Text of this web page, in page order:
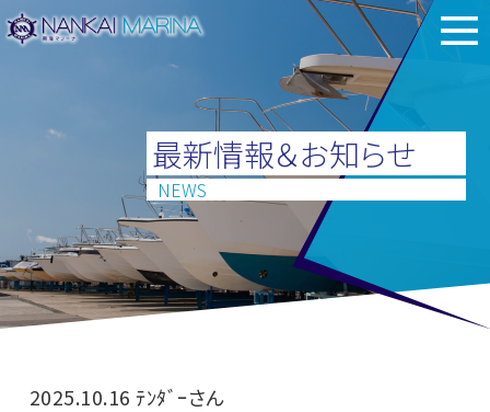
最新情報＆お知らせ
NEWS
2025.10.16 ﾃﾝﾀﾞｰさん